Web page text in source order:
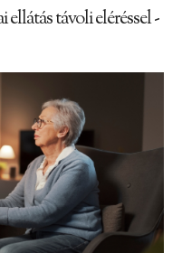
ellátás távoli eléréssel -